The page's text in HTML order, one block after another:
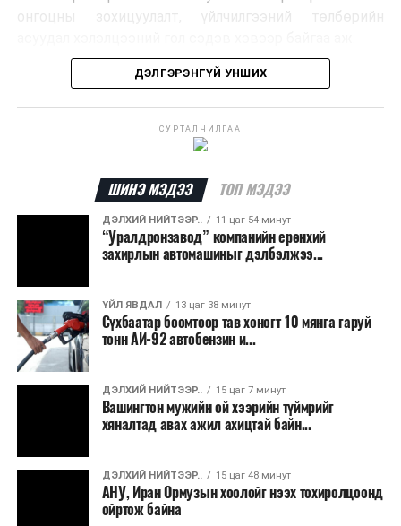
онгоцны зохицуулалт, үйлчилгээний төлбөрийн
Хэлэлцээрийн төсөлд Персийн булан руу нэвтрэх
тусгагдсан талаар мэдээлжээ. Харин үйлчилгээний
сууринд хүрээгүй байна.
Ормузын хоолой дахин нээгдсэнээр дэлхийн газрын
тосны нийлүүлэлт хэвийн болж, эрчим хүчний зах
зээлд үүсээд буй дарамт буурах боломжтой гэж
шинжээчид үзэж байна. Гэвч бүс нутгийн аюулгүй
байдлын нөхцөл байдал тогтворжоогүй бөгөөд
хэлэлцээр эцэслэн батлагдах хүртэл тодорхойгүй
байдал үргэлжилсээр байгаа юм.
ДЭЛГЭРЭНГҮЙ УНШИХ
СУРТАЛЧИЛГАА
ШИНЭ МЭДЭЭ ТОП МЭДЭЭ
ДЭЛХИЙ НИЙТЭЭР.. 11 цаг 54 минут
“Уралдронзавод” компанийн ерөнхий
захирлын автомашиныг дэлбэлжээ...
ҮЙЛ ЯВДАЛ 13 цаг 38 минут
Сүхбаатар боомтоор тав хоногт 10 мянга гаруй
тонн АИ-92 автобензин и...
ДЭЛХИЙ НИЙТЭЭР.. 15 цаг 7 минут
Вашингтон мужийн ой хээрийн түймрийг
хяналтад авах ажил ахицтай байн...
ДЭЛХИЙ НИЙТЭЭР.. 15 цаг 48 минут
АНУ, Иран Ормузын хоолойг нээх тохиролцоонд
ойртож байна